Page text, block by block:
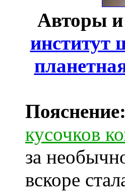
Авторы
институт
Пояснение:
кусочков
за
вскоре